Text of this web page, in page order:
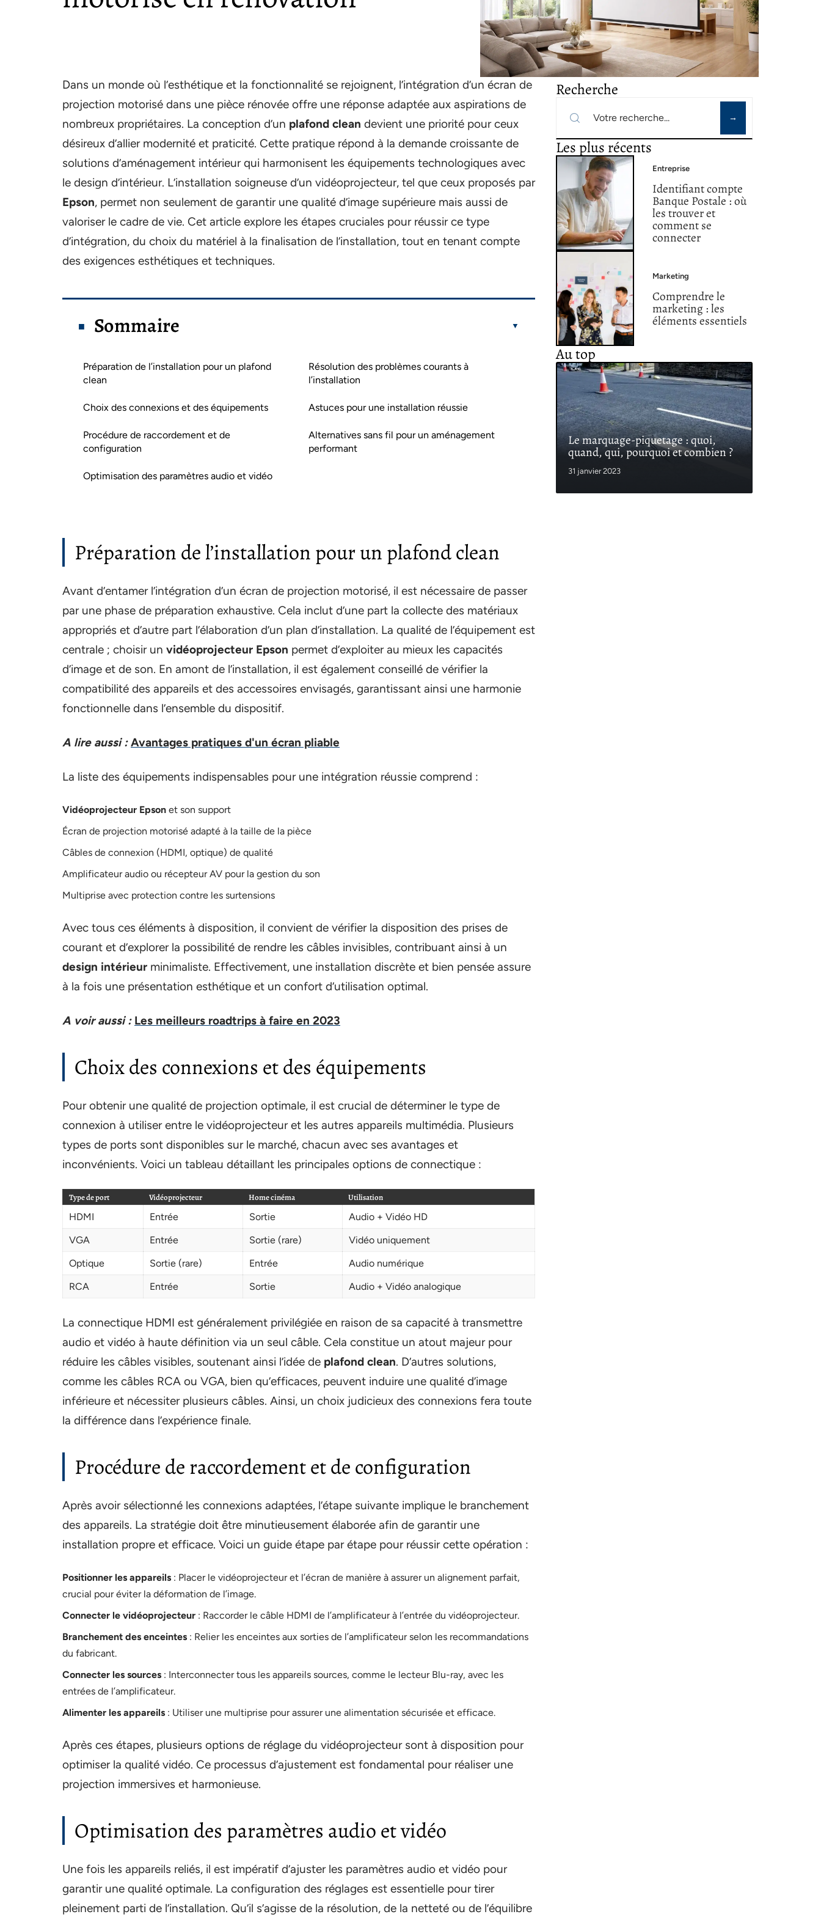
Dans un monde où l’esthétique et la fonctionnalité se rejoignent, l’intégration d’un écran de
projection motorisé dans une pièce rénovée offre une réponse adaptée aux aspirations de
nombreux propriétaires. La conception d’un plafond clean devient une priorité pour ceux
désireux d’allier modernité et praticité. Cette pratique répond à la demande croissante de
solutions d’aménagement intérieur qui harmonisent les équipements technologiques avec
le design d’intérieur. L’installation soigneuse d’un vidéoprojecteur, tel que ceux proposés par
Epson, permet non seulement de garantir une qualité d’image supérieure mais aussi de
valoriser le cadre de vie. Cet article explore les étapes cruciales pour réussir ce type
d’intégration, du choix du matériel à la finalisation de l’installation, tout en tenant compte
des exigences esthétiques et techniques.
Sommaire
Préparation de l’installation pour un plafond
clean
Choix des connexions et des équipements
Procédure de raccordement et de
configuration
Optimisation des paramètres audio et vidéo
Résolution des problèmes courants à
l’installation
Astuces pour une installation réussie
Alternatives sans fil pour un aménagement
performant
Préparation de l’installation pour un plafond clean
Avant d’entamer l’intégration d’un écran de projection motorisé, il est nécessaire de passer
par une phase de préparation exhaustive. Cela inclut d’une part la collecte des matériaux
appropriés et d’autre part l’élaboration d’un plan d’installation. La qualité de l’équipement est
centrale ; choisir un vidéoprojecteur Epson permet d’exploiter au mieux les capacités
d’image et de son. En amont de l’installation, il est également conseillé de vérifier la
compatibilité des appareils et des accessoires envisagés, garantissant ainsi une harmonie
fonctionnelle dans l’ensemble du dispositif.
A lire aussi : Avantages pratiques d'un écran pliable
La liste des équipements indispensables pour une intégration réussie comprend :
Vidéoprojecteur Epson et son support
Écran de projection motorisé adapté à la taille de la pièce
Câbles de connexion (HDMI, optique) de qualité
Amplificateur audio ou récepteur AV pour la gestion du son
Multiprise avec protection contre les surtensions
Avec tous ces éléments à disposition, il convient de vérifier la disposition des prises de
courant et d’explorer la possibilité de rendre les câbles invisibles, contribuant ainsi à un
design intérieur minimaliste. Effectivement, une installation discrète et bien pensée assure
à la fois une présentation esthétique et un confort d’utilisation optimal.
A voir aussi : Les meilleurs roadtrips à faire en 2023
Choix des connexions et des équipements
Pour obtenir une qualité de projection optimale, il est crucial de déterminer le type de
connexion à utiliser entre le vidéoprojecteur et les autres appareils multimédia. Plusieurs
types de ports sont disponibles sur le marché, chacun avec ses avantages et
inconvénients. Voici un tableau détaillant les principales options de connectique :
Type de port Vidéoprojecteur Home cinéma Utilisation
HDMI Entrée Sortie
Audio + Vidéo HD
VGA
Entrée Sortie (rare)
Vidéo uniquement
Optique
Sortie (rare) Entrée
Audio numérique
RCA
Entrée Sortie Audio + Vidéo analogique
La connectique HDMI est généralement privilégiée en raison de sa capacité à transmettre
audio et vidéo à haute définition via un seul câble. Cela constitue un atout majeur pour
réduire les câbles visibles, soutenant ainsi l’idée de plafond clean. D’autres solutions,
comme les câbles RCA ou VGA, bien qu’efficaces, peuvent induire une qualité d’image
inférieure et nécessiter plusieurs câbles. Ainsi, un choix judicieux des connexions fera toute
la différence dans l’expérience finale.
Procédure de raccordement et de configuration
Après avoir sélectionné les connexions adaptées, l’étape suivante implique le branchement
des appareils. La stratégie doit être minutieusement élaborée afin de garantir une
installation propre et efficace. Voici un guide étape par étape pour réussir cette opération :
Positionner les appareils : Placer le vidéoprojecteur et l’écran de manière à assurer un alignement parfait,
crucial pour éviter la déformation de l’image.
Connecter le vidéoprojecteur : Raccorder le câble HDMI de l’amplificateur à l’entrée du vidéoprojecteur.
Branchement des enceintes : Relier les enceintes aux sorties de l’amplificateur selon les recommandations
du fabricant.
Connecter les sources : Interconnecter tous les appareils sources, comme le lecteur Blu-ray, avec les
entrées de l’amplificateur.
Alimenter les appareils : Utiliser une multiprise pour assurer une alimentation sécurisée et efficace.
Après ces étapes, plusieurs options de réglage du vidéoprojecteur sont à disposition pour
optimiser la qualité vidéo. Ce processus d’ajustement est fondamental pour réaliser une
projection immersives et harmonieuse.
Optimisation des paramètres audio et vidéo
Une fois les appareils reliés, il est impératif d’ajuster les paramètres audio et vidéo pour
garantir une qualité optimale. La configuration des réglages est essentielle pour tirer
pleinement parti de l’installation. Qu’il s’agisse de la résolution, de la netteté ou de l’équilibre
Recherche
Les plus récents
Entreprise
Identifiant compte
Banque Postale : où
les trouver et
comment se
connecter
Marketing
Comprendre le
marketing : les
éléments essentiels
Au top
Le marquage-piquetage : quoi,
quand, qui, pourquoi et combien ?
31 janvier 2023